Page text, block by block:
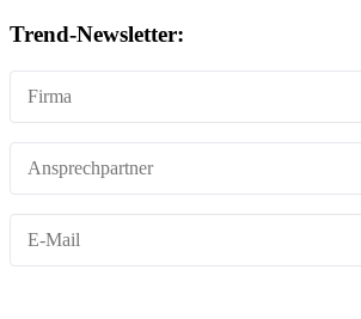
Trend-Newsletter: